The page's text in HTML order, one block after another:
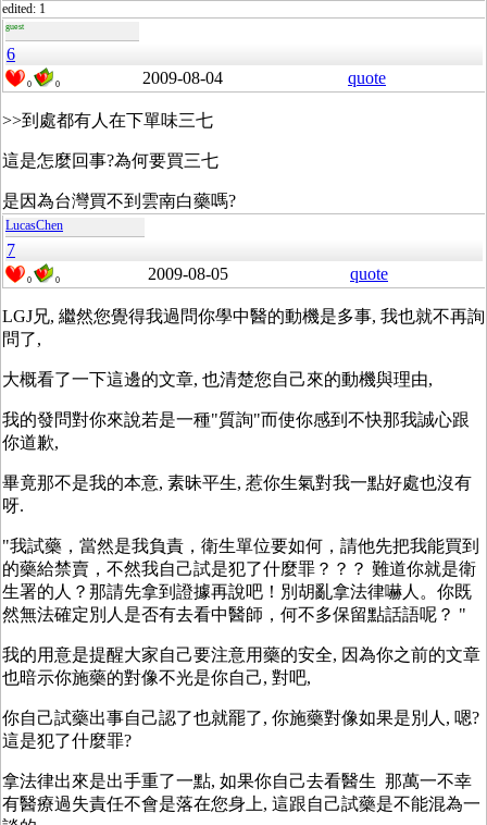
edited: 1
guest
6
0 0 2009-08-04 quote
>>到處都有人在下單味三七
這是怎麼回事?為何要買三七
是因為台灣買不到雲南白藥嗎?
LucasChen
7
0 0 2009-08-05 quote
LGJ兄, 繼然您覺得我過問你學中醫的動機是多事, 我也就不再詢
問了,
大概看了一下這邊的文章, 也清楚您自己來的動機與理由,
我的發問對你來說若是一種"質詢"而使你感到不快那我誠心跟
你道歉,
畢竟那不是我的本意, 素昧平生, 惹你生氣對我一點好處也沒有
呀.
"我試藥，當然是我負責，衛生單位要如何，請他先把我能買到
的藥給禁賣，不然我自己試是犯了什麼罪？？？ 難道你就是衛
生署的人？那請先拿到證據再說吧！別胡亂拿法律嚇人。你既
然無法確定別人是否有去看中醫師，何不多保留點話語呢？ "
我的用意是提醒大家自己要注意用藥的安全, 因為你之前的文章
也暗示你施藥的對像不光是你自己, 對吧,
你自己試藥出事自己認了也就罷了, 你施藥對像如果是別人, 嗯?
這是犯了什麼罪?
拿法律出來是出手重了一點, 如果你自己去看醫生 那萬一不幸
有醫療過失責任不會是落在您身上, 這跟自己試藥是不能混為一